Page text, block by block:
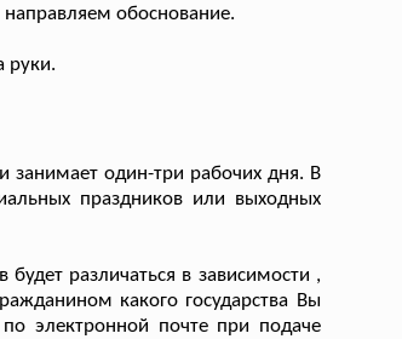
обоснование.
руки.
занимает один-три рабочих дня. В
праздников или выходных
различаться в зависимости ,
какого государства Вы
электронной почте при подаче